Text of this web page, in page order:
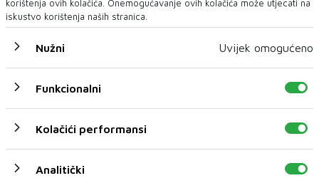
U novom broju pročitajte
Vijesti iz svijeta
korištenja ovih kolačića. Onemogućavanje ovih kolačića može utjecati na
iskustvo korištenja naših stranica.
Nužni Uvijek omogućeno
Funkcionalni
Kolačići performansi
Analitički